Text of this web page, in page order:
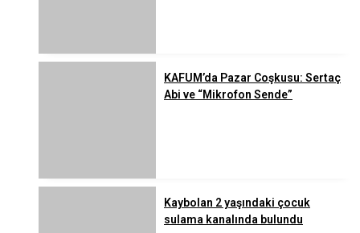
KAFUM’da Pazar Coşkusu: Sertaç
Abi ve “Mikrofon Sende”
Kaybolan 2 yaşındaki çocuk
sulama kanalında bulundu